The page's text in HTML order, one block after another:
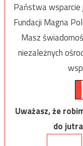
Państwa wsparcie
Fundacji Magna
Masz
niezależnych
Uważasz, że
do